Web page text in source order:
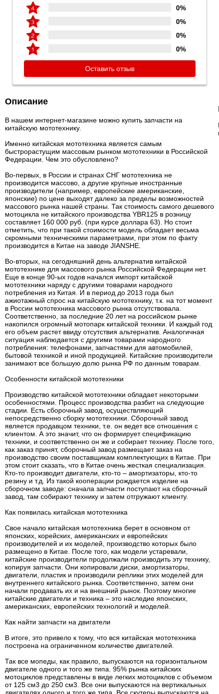
0%
0%
0%
0%
Оставить отзыв
Описание
В нашем интернет-магазине можно купить запчасти на
китайскую мототехнику.
Именно китайская мототехника является самым
быстрорастущим массовым рынком мототехники в Российской
Федерации. Чем это обусловлено?
Во-первых, в России и странах СНГ мототехника не
производится массово, а другие крупные иностранные
производители (например, европейские американские,
японские) по цене выходят далеко за пределы возможностей
массового рынка нашей страны. Так стоимость самого дешевого
мотоцикла не китайского производства YBR125 в розницу
составляет 160 000 руб. (при курсе доллара 63). Но стоит
отметить, что при такой стоимости модель обладает весьма
скромными техническими параметрами, при этом по факту
производится в Китае на заводе JIANSHE.
Во-вторых, на сегодняшний день альтернатив китайской
мототехнике для массового рынка Российской Федерации нет.
Еще в конце 90-ых годов начался импорт китайской
мототехники наряду с другими товарами народного
потребления из Китая. И в период до 2013 года был
ажиотажный спрос на китайскую мототехнику, т.к. на тот момент
в России мототехника массового рынка отсутствовала.
Соответственно, за последние 20 лет на российском рынке
накопился огромный мотопарк китайской техники. И каждый год
его объем растет ввиду отсутствия альтернатив. Аналогичная
ситуация наблюдается с другими товарами народного
потребления: телефонами, запчастями для автомобилей,
бытовой техникой и иной продукцией. Китайские производители
занимают все большую долю рынка РФ по данным товарам.
Особенности китайской мототехники
Производство китайской мототехники обладает некоторыми
особенностями. Процесс производства разбит на следующие
стадии. Есть сборочный завод, осуществляющий
непосредственно сборку мототехники. Сборочный завод
является продавцом техники, т.е. он ведет все отношения с
клиентом. А это значит, что он формирует спецификацию
техники, и соответственно он же и собирает технику. После того,
как заказ принят, сборочный завод размещает заказ на
производство своим поставщикам комплектующих в Китае. При
этом стоит сказать, что в Китае очень жесткая специализация.
Кто-то производит двигатели, кто-то – амортизаторы, кто-то
резину и т.д. Из такой кооперации рождается изделие на
сборочном заводе: сначала запчасти поступают на сборочный
завод, там собирают технику и затем отгружают клиенту.
Как появилась китайская мототехника
Свое начало китайская мототехника берет в основном от
японских, корейских, американских и европейских
производителей и их моделей, производство которых было
размещено в Китае. После того, как модели устаревали,
китайские производители продолжали производить эту технику,
копируя запчасти. Они копировали диски, амортизаторы,
двигатели, пластик и производили реплики этих моделей для
внутреннего китайского рынка. Соответственно, затем они
начали продавать их и на внешний рынок. Поэтому многие
китайские двигатели и техника – это наследие японских,
американских, европейских технологий и моделей.
Как найти запчасти на двигатели
В итоге, это привело к тому, что вся китайская мототехника
построена на ограниченном количестве двигателей.
Так все мопеды, как правило, выпускаются на горизонтальном
двигателе одного и того же типа. 95% рынка китайских
мотоциклов представлены в виде легких мотоциклов с объемом
от 125 см3 до 250 см3. Все они выпускаются на вертикальных